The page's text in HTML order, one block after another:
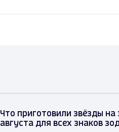
Что приготовили звёзды на
августа для всех знаков